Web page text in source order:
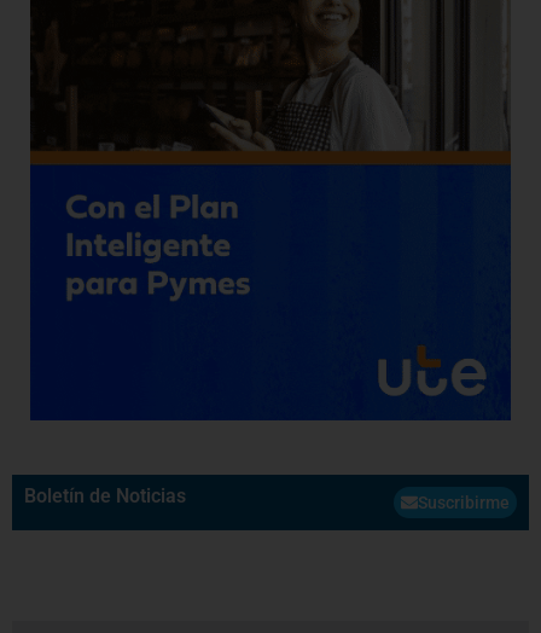
Boletín de Noticias Suscribirme